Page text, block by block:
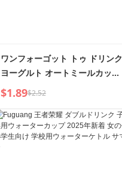
ワンフォーゴット トゥ ドリンク
ヨーグルト オートミールカップ
ポータブル 蓋付き サラダカップ
ーバーナイト スケールミルクカ
ップ
$1.89$2.52